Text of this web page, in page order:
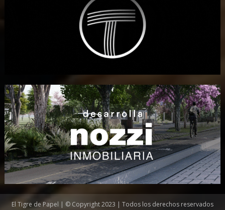
El Tigre de Papel | © Copyright 2023 | Todos los derechos reservados